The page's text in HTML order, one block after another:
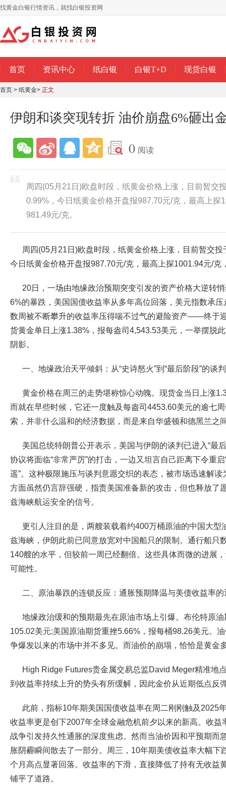
找黄金白银行情资讯，就找白银投资网
首页 资讯中心 纸白银 白银T+D 现货白银
首页 > 纸黄金> 正文
伊朗和谈突现转折 油价崩盘6%砸出
0 阅读
周四(05月21日)欧盘时段，纸黄金价格上涨，目前暂交
0.99%，今日纸黄金价格开盘报987.70元/克，最高上探
981.49元/克。
周四(05月21日)欧盘时段，纸黄金价格上涨，目前暂交
今日纸黄金价格开盘报987.70元/克，最高上探1001.94元/克
20日，一场由地缘政治预期突变引发的资产价格大逆转
6%的暴跌，美国国债收益率从多年高位回落，美元指数承
数周被不断攀升的收益率压得喘不过气的避险资产——终于
货黄金单日上涨1.38%，报每盎司4,543.53美元，一举摆脱
阴影。
一、地缘政治天平倾斜：从“史诗怒火”到“最后阶段”的谈
黄金价格在周三的走势堪称惊心动魄。现货金当日上涨
而就在早些时候，它还一度触及每盎司4453.60美元的逾七
索，并非什么温和的经济数据，而是来自华盛顿和德黑兰之
美国总统特朗普公开表示，美国与伊朗的谈判已进入“最
协议将面临“非常严厉”的打击，一边又坦言自己距离下令重
遥”。这种极限施压与谈判意愿交织的表态，被市场迅速解
方面虽然仍言辞强硬，指责美国准备新的攻击，但也释放了
兹海峡航运安全的信号。
更引人注目的是，两艘装载着约400万桶原油的中国大型
兹海峡，伊朗此前已同意放宽对中国船只的限制。通行船只
140艘的水平，但较前一周已经翻倍。这些具体而微的进展
可能性。
二、原油暴跌的连锁反应：通胀预期降温与美债收益率的
地缘政治缓和的预期最先在原油市场上引爆。布伦特原
105.02美元;美国原油期货重挫5.66%，报每桶98.26美元。
争爆发以来的市场中并不多见。而油价的崩塌，恰恰是黄金
High Ridge Futures贵金属交易总监David Meger精准地
到收益率持续上升的势头有所缓解，因此金价从近期低点反
此前，指标10年期美国国债收益率在周二刚刚触及2025
收益率更是创下2007年全球金融危机前夕以来的新高。收益
战争引发持久性通胀的深度焦虑。然而当油价因和平预期而
胀阴霾瞬间散去了一部分。周三，10年期美债收益率大幅下
个月高点显著回落。收益率的下滑，直接降低了持有无收益
铺平了道路。